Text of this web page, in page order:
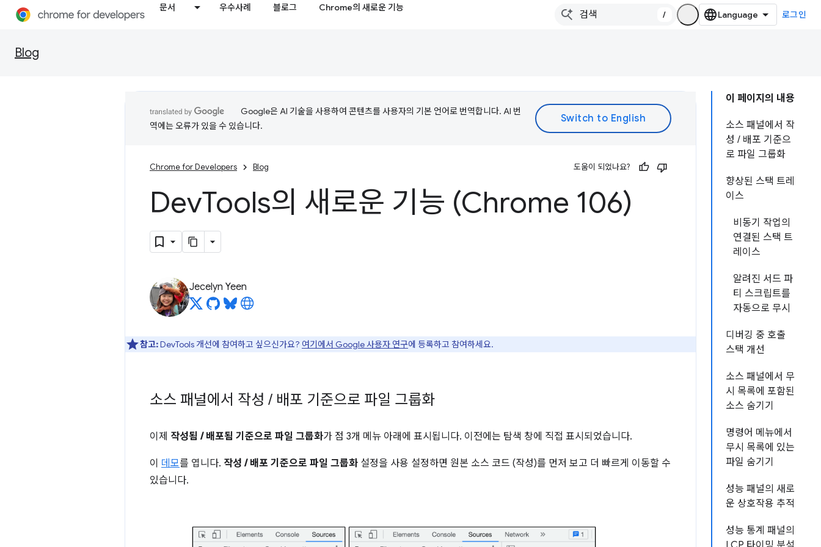
문서 우수사례 블로그 Chrome의 새로운 기능
/ 로그인
Blog
이 페이지의 내용
소스 패널에서 작
성 / 배포 기준으
로 파일 그룹화
향상된 스택 트레
이스
비동기 작업의
연결된 스택 트
레이스
알려진 서드 파
티 스크립트를
자동으로 무시
디버깅 중 호출
스택 개선
소스 패널에서 무
시 목록에 포함된
소스 숨기기
명령어 메뉴에서
무시 목록에 있는
파일 숨기기
성능 패널의 새로
운 상호작용 추적
성능 통계 패널의
Google은 AI 기술을 사용하여 콘텐츠를 사용자의 기본 언어로 번역합니다. AI 번
역에는 오류가 있을 수 있습니다.
Chrome for Developers Blog 도움이 되었나요?
DevTools의 새로운 기능 (Chrome 106)
Jecelyn Yeen
참고:DevTools 개선에 참여하고 싶으신가요? 여기에서 Google 사용자 연구에 등록하고 참여하세요.
소스 패널에서 작성 / 배포 기준으로 파일 그룹화
이제 작성됨 / 배포됨 기준으로 파일 그룹화가 점 3개 메뉴 아래에 표시됩니다. 이전에는 탐색 창에 직접 표시되었습니다.
이 데모를 엽니다. 작성 / 배포 기준으로 파일 그룹화 설정을 사용 설정하면 원본 소스 코드 (작성)를 먼저 보고 더 빠르게 이동할 수
있습니다.